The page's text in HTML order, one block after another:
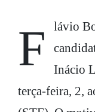
Flávio Bolsonaro (PL), senador e pré-
Inácio
terça-feira, 2,